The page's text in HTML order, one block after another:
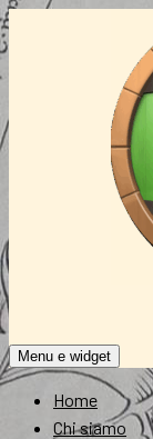
Vai
Menu e widget
Home
Chi siamo